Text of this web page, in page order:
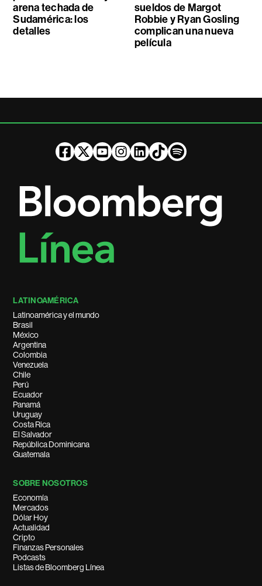
arena techada de
Sudamérica: los
detalles
sueldos de Margot
Robbie y Ryan Gosling
complican una nueva
película
LATINOAMÉRICA
Latinoamérica y el mundo
Brasil
México
Argentina
Colombia
Venezuela
Chile
Perú
Ecuador
Panamá
Uruguay
Costa Rica
El Salvador
República Dominicana
Guatemala
SOBRE NOSOTROS
Economía
Mercados
Dólar Hoy
Actualidad
Cripto
Finanzas Personales
Podcasts
Listas de Bloomberg Línea